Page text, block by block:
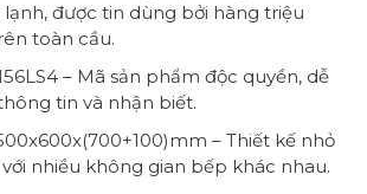
lạnh, được tin dùng bởi hàng triệu
toàn cầu.
– Mã sản phẩm độc quyền, dễ
tin và nhận biết.
– Thiết kế nhỏ
nhiều không gian bếp khác nhau.